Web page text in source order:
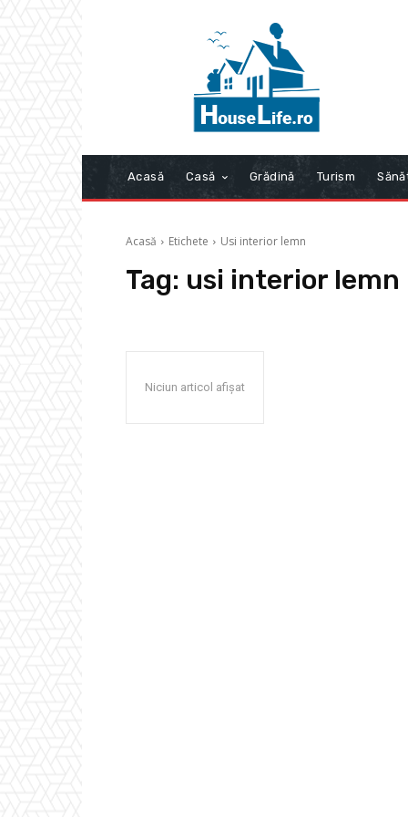
Acasă Casă Grădină Turism
Acasă Etichete Usi interior lemn
Tag: usi interior lemn
Niciun articol afișat